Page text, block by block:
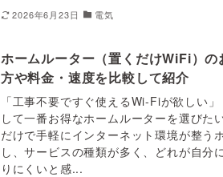
2026年6月23日 電気
ホームルーター（置くだけWiFi）
方や料金・速度を比較して紹介
「工事不要ですぐ使えるWi-Fiが欲しい
して一番お得なホームルーターを選びた
だけで手軽にインターネット環境が整う
し、サービスの種類が多く、どれが自分
りにくいと感...